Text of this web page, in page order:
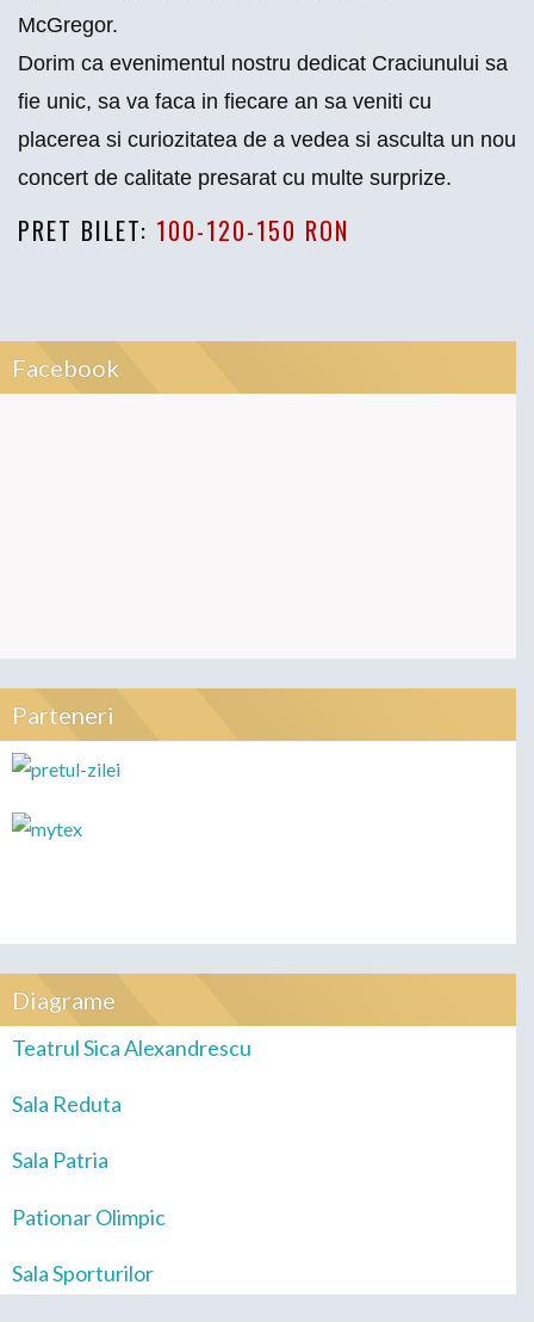
McGregor.
Dorim ca evenimentul nostru dedicat Craciunului sa
fie unic, sa va faca in fiecare an sa veniti cu
placerea si curiozitatea de a vedea si asculta un nou
concert de calitate presarat cu multe surprize.
PRET BILET: 100-120-150 RON
Facebook
Parteneri
Diagrame
Teatrul Sica Alexandrescu
Sala Reduta
Sala Patria
Pationar Olimpic
Sala Sporturilor